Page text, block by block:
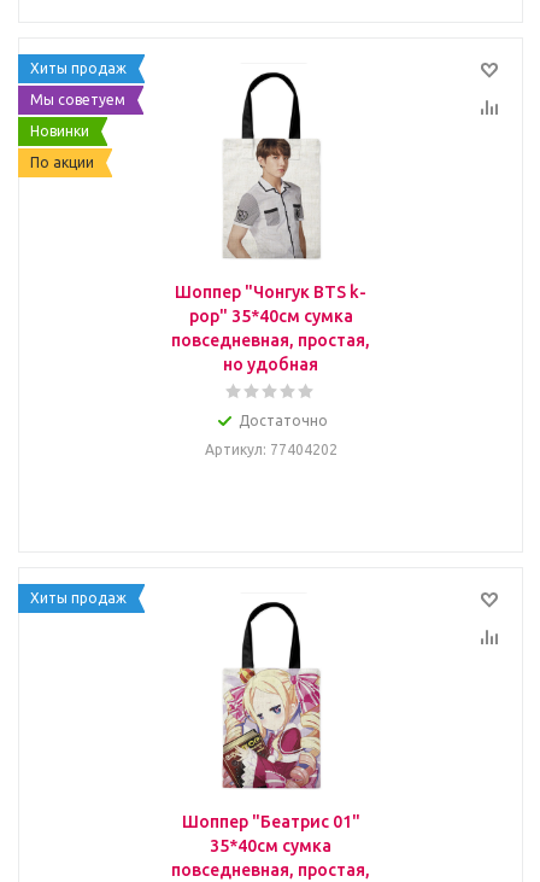
Хиты продаж
Мы советуем
Новинки
По акции
Шоппер "Чонгук BTS k-
pop" 35*40см сумка
повседневная, простая,
но удобная
Достаточно
Артикул: 77404202
Хиты продаж
Шоппер "Беатрис 01"
35*40см сумка
повседневная, простая,